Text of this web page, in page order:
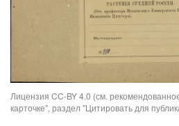
Лицензия CC-BY 4.0 (см.
карточке", раздел "Цитировать для